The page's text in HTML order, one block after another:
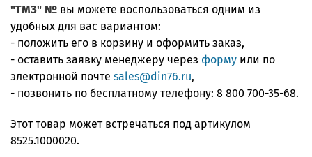
"ТМЗ" № вы можете воспользоваться одним из
удобных для вас вариантом:
- положить его в корзину и оформить заказ,
- оставить заявку менеджеру через форму или по
электронной почте sales@din76.ru,
- позвонить по бесплатному телефону: 8 800 700-35-68.
Этот товар может встречаться под артикулом
8525.1000020.